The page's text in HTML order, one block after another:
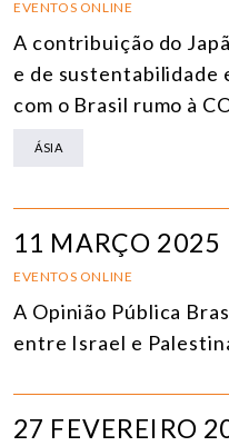
EVENTOS ONLINE
A contribuição do
e de sustentabilidade
com o Brasil rumo à
ÁSIA
11 MARÇO 2025
EVENTOS ONLINE
A Opinião Pública
entre Israel e
27 FEVEREIRO